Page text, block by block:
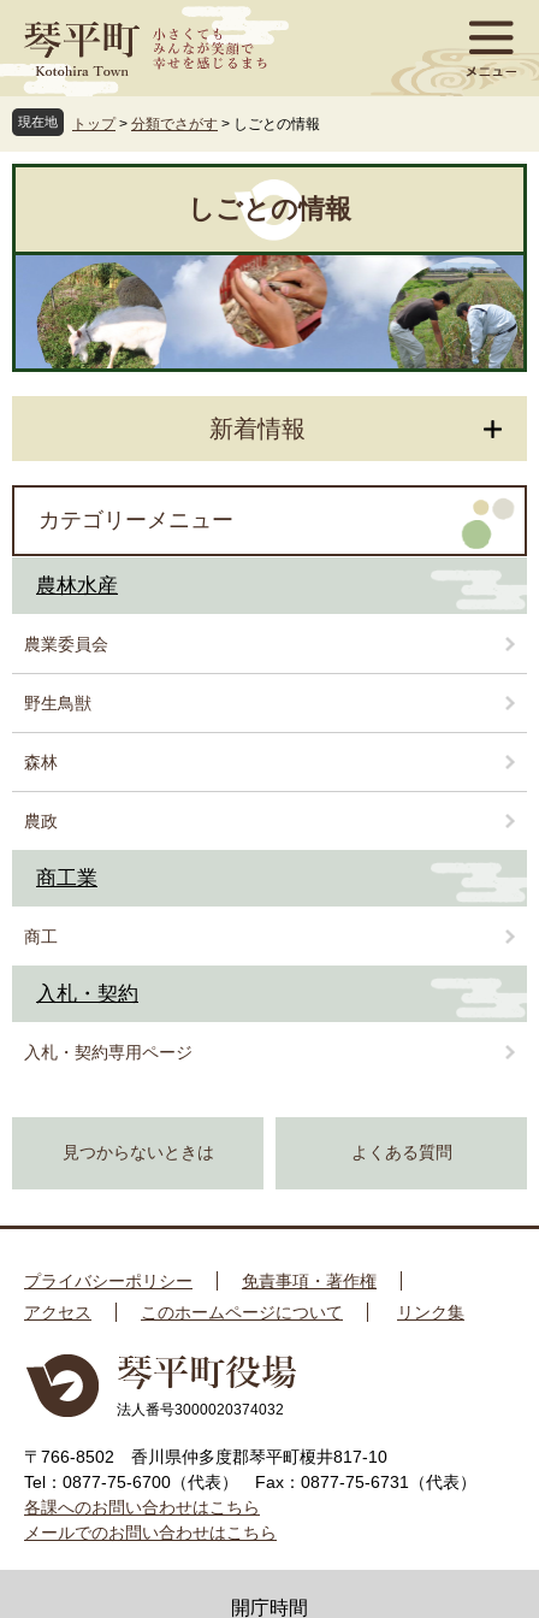
ジ
先
頭
で
ュ
を
飛
ば
現在地 トップ > 分類でさがす > しごとの情報
しごとの情報
新着情報
カテゴリーメニュー
農林水産
農業委員会
野生鳥獣
森林
農政
商工業
商工
入札・契約
入札・契約専用ページ
見つからないときは よくある質問
プライバシーポリシー
免責事項・著作権
アクセス
このホームページについて リンク集
法人番号3000020374032
〒766-8502 香川県仲多度郡琴平町榎井817-10
Tel：0877-75-6700（代表）
Fax：0877-75-6731（代表）
各課へのお問い合わせはこちら
メールでのお問い合わせはこちら
開庁時間